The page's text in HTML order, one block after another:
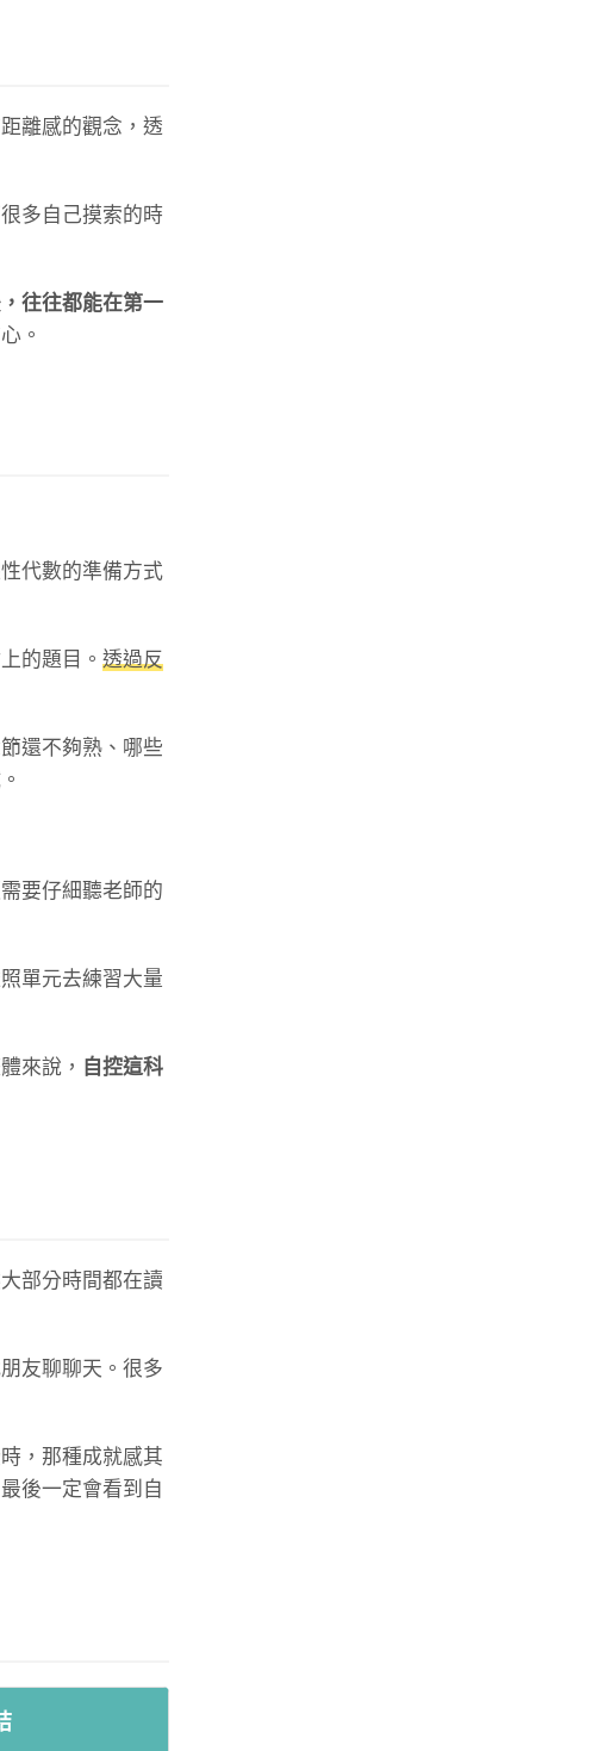
離感的觀念，透
多自己摸索的時
往往都能在第一
。
代數的準備方式
的題目。 透過反
還不夠熟、哪些
要仔細聽老師的
單元去練習大量
來說， 自控這科
部分時間都在讀
友聊聊天。很多
，那種成就感其
後一定會看到自